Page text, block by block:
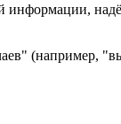
(например,